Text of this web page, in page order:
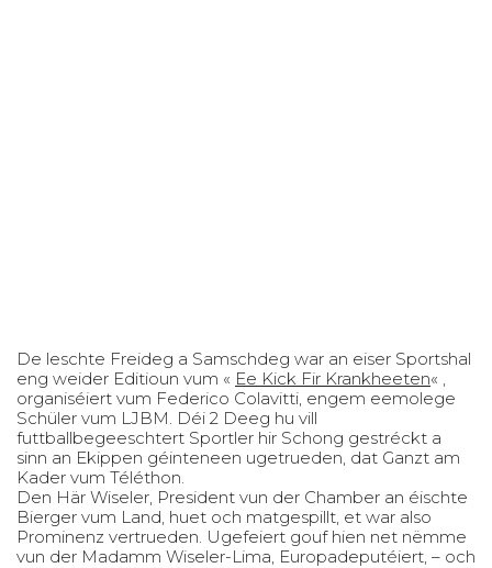
De leschte Freideg a Samschdeg war an eiser Sportshal
eng weider Editioun vum « Ee Kick Fir Krankheeten« ,
organiséiert vum Federico Colavitti, engem eemolege
Schüler vum LJBM. Déi 2 Deeg hu vill
futtballbegeeschtert Sportler hir Schong gestréckt a
sinn an Ekippen géinteneen ugetrueden, dat Ganzt am
Kader vum Téléthon.
Den Här Wiseler, President vun der Chamber an éischte
Bierger vum Land, huet och matgespillt, et war also
Prominenz vertrueden. Ugefeiert gouf hien net nëmme
vun der Madamm Wiseler-Lima, Europadeputéiert, – och